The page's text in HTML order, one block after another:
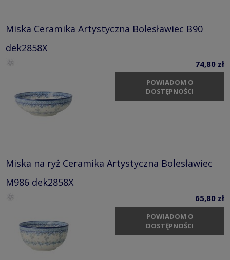
Miska Ceramika Artystyczna Bolesławiec B90
dek2858X
74,80 zł
POWIADOM O
DOSTĘPNOŚCI
Miska na ryż Ceramika Artystyczna Bolesławiec
M986 dek2858X
65,80 zł
POWIADOM O
DOSTĘPNOŚCI